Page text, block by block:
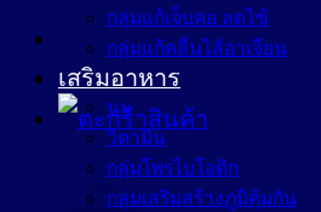
ตะกร้าสินค้า
กลุ่มแก้เจ็บคอ ลดไข้
กลุ่มแก้คลื่นไส้อาเจียน
เสริมอาหาร
นม
วิตามิน
กลุ่มโพรไบโอติก
กลุ่มเสริมสร้างภูมิคุ้มกัน